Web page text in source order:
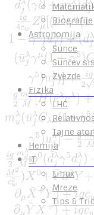
Biografije
Astronomija
Sunce
Sunčev
Zvezde
Fizika
LHC
Tajne
Hemija
IT
Linux
Mreze
Tips &